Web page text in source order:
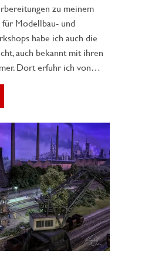
zu meinem
Modellbau- und
habe ich auch die
auch bekannt mit ihren
Dort erfuhr ich von…